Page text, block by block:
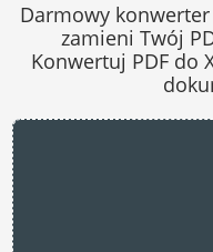
Darmowy
zamieni Twój
Konwertuj PDF do